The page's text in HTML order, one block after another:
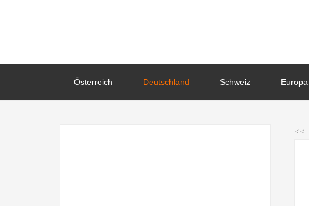
Österreich Deutschland Schweiz Europa
<<